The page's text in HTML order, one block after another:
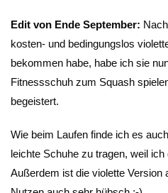
Edit von Ende September:
kosten- und bedingungslos
bekommen habe, habe ich sie
Fitnessschuh zum Squash
begeistert.
Wie beim Laufen finde ich es
leichte Schuhe zu tragen, weil
Außerdem ist die violette